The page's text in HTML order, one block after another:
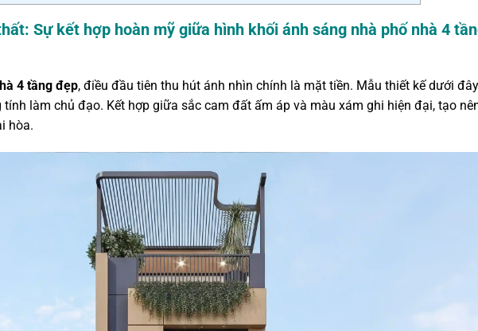
Sự kết hợp hoàn mỹ giữa hình khối ánh sáng nhà phố nhà 4
4 tầng đẹp, điều đầu tiên thu hút ánh nhìn chính là mặt tiền. Mẫu thiết kế dưới đây
làm chủ đạo. Kết hợp giữa sắc cam đất ấm áp và màu xám ghi hiện đại, tạo
hòa.